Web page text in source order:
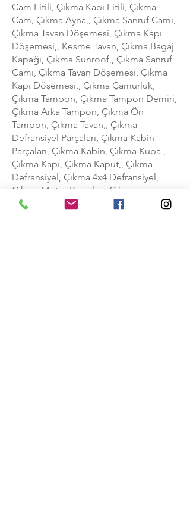
Cam Fitili, Çıkma Kapı Fitili, Çıkma
Cam, Çıkma Ayna,, Çıkma Sanruf Camı,
Çıkma Tavan Döşemesi, Çıkma Kapı
Döşemesi,, Kesme Tavan, Çıkma Bagaj
Kapağı, Çıkma Sunroof,, Çıkma Sanruf
Camı, Çıkma Tavan Döşemesi, Çıkma
Kapı Döşemesi,, Çıkma Çamurluk,
Çıkma Tampon, Çıkma Tampon Demiri,
Çıkma Arka Tampon, Çıkma Ön
Tampon, Çıkma Tavan,, Çıkma
Defransiyel Parçaları, Çıkma Kabin
Parçaları, Çıkma Kabin, Çıkma Kupa ,
Çıkma Kapı, Çıkma Kaput,, Çıkma
Defransiyel, Çıkma 4x4 Defransiyel,
Çıkma Motor Parçaları, Çıkma
Şanzıman Parçaları,, Çıkma Motor,